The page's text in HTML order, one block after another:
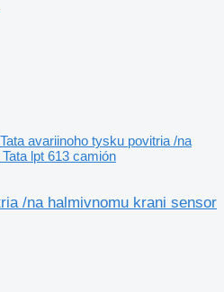
Tata avariinoho tysku povitria /na
lpt 613 camión
/na halmivnomu krani sensor